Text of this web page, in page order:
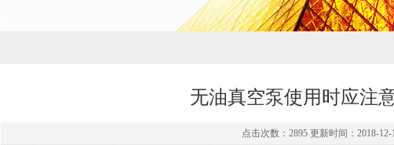
无油真空泵使用时应注
点击次数：2895 更新时间：2018-12-